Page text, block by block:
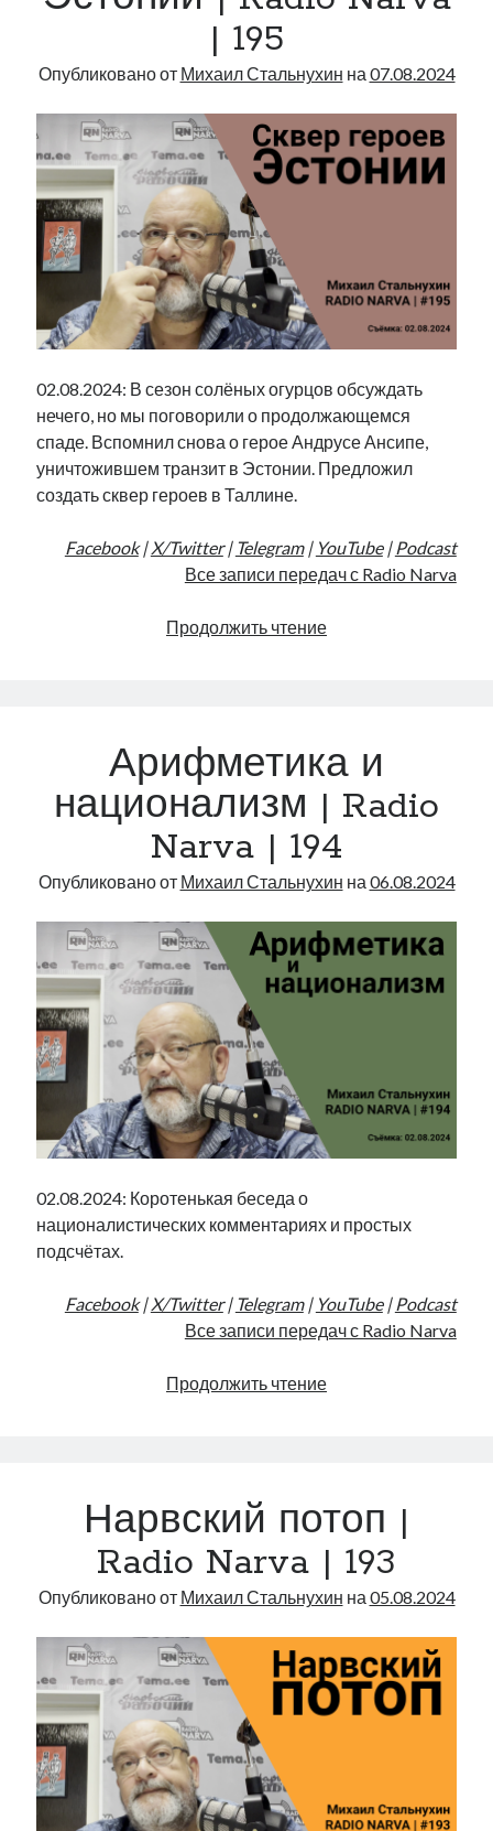
| 195
Опубликовано от Михаил Стальнухин на 07.08.2024
02.08.2024: В сезон солёных огурцов обсуждать
нечего, но мы поговорили о продолжающемся
спаде. Вспомнил снова о герое Андрусе Ансипе,
уничтожившем транзит в Эстонии. Предложил
создать сквер героев в Таллине.
Facebook|X/Twitter| Telegram| YouTube| Podcast
Все записи передач с Radio Narva
Продолжить чтениеСквер
Narva
195
Арифметика и
национализм | Radio
Narva | 194
Опубликовано от Михаил Стальнухин на 06.08.2024
02.08.2024: Коротенькая беседа о
националистических комментариях и простых
подсчётах.
Facebook|X/Twitter| Telegram| YouTube| Podcast
Все записи передач с Radio Narva
Продолжить чтениеАрифметика
Narva
194
Нарвский потоп |
Radio Narva | 193
Опубликовано от Михаил Стальнухин на 05.08.2024